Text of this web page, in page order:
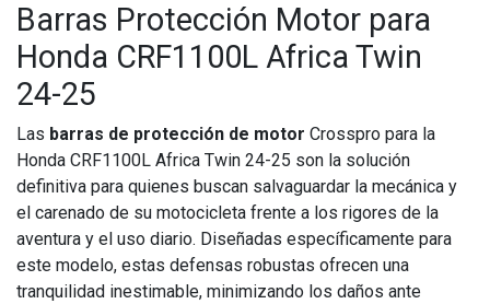
Barras Protección Motor para
Honda CRF1100L Africa Twin
24-25
Las barras de protección de motor Crosspro para la
Honda CRF1100L Africa Twin 24-25 son la solución
definitiva para quienes buscan salvaguardar la mecánica y
el carenado de su motocicleta frente a los rigores de la
aventura y el uso diario. Diseñadas específicamente para
este modelo, estas defensas robustas ofrecen una
tranquilidad inestimable, minimizando los daños ante